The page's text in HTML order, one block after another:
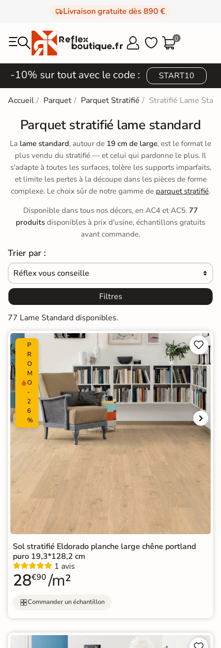
Livraison gratuite dès 890 €
  0
-10% sur tout avec le code : START10
Accueil Parquet Parquet Stratifié Stratifié Lame
Parquet stratifié lame standard
La lame standard, autour de 19 cm de large, est le format le
plus vendu du stratifié — et celui qui pardonne le plus. Il
s'adapte à toutes les surfaces, tolère les supports imparfaits,
et limite les pertes à la découpe dans les pièces de forme
complexe. Le choix sûr de notre gamme de parquet stratifié.
Disponible dans tous nos décors, en AC4 et AC5. 77
produits disponibles à prix d'usine, échantillons gratuits
avant commande.
Trier par :
Réflex vous conseille 
Filtres
77 Lame Standard disponibles.
P
R
O
M
O
-
2
6
%


Sol stratifié Eldorado planche large chêne portland
puro 19,3*128,2 cm
1 avis
28€90 /m²
Commander un échantillon